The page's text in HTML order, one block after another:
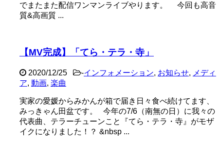
でまたまた配信ワンマンライブやります。 今回も高音
質&高画質 ...
【MV完成】「てら・テラ・寺」
2020/12/25 -インフォメーション, お知らせ, メディ
ア, 動画, 楽曲
実家の愛媛からみかんが箱で届き日々食べ続けてます、
みっきゃん田盆です。 今年の7/6（南無の日）に我々の
代表曲、テラーチューンこと『てら・テラ・寺』がモザ
イクになりました！？ &nbsp ...